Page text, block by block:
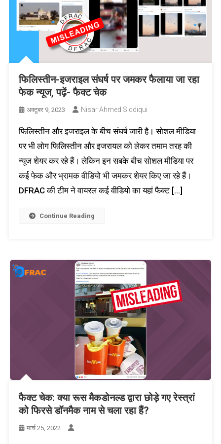
फिलिस्तीन-इजराइल संघर्ष पर जमकर फैलाया जा रहा
फेक न्यूज, पढ़ें- फैक्ट चेक
अक्टूबर 9, 2023 Nisar Ahmed Siddiqui
फिलिस्तीन और इजराइल के बीच संघर्ष जारी है। सोशल मीडिया
पर भी लोग फिलिस्तीन और इजरायल को लेकर तमाम तरह की
न्यूज शेयर कर रहे हैं। लेकिन इन सबके बीच सोशल मीडिया पर
कई फेक और भ्रामक वीडियो भी जमकर शेयर किए जा रहे हैं।
DFRAC की टीम ने वायरल कई वीडियो का यहां फैक्ट […]
Continue Reading
फैक्ट चेक: क्या रूस मैकडोनल्ड द्वारा छोड़े गए रेस्त्रां
को फिरसे डॉनमैक नाम से चला रहा हैं?
मार्च 25, 2022